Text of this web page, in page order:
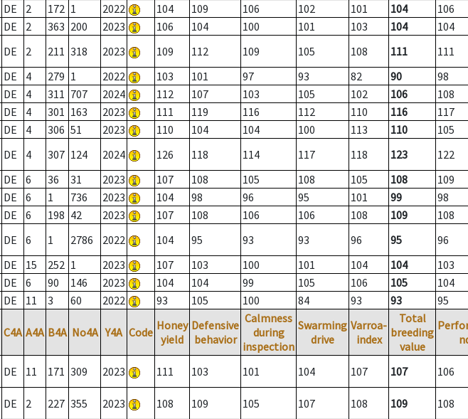
DE 2 172 1 2022 104 109 106 102 101 104
106
DE 2 363 200 2023 106 104 100 101 103 104
104
DE 2 211 318 2023 109 112 109 105 108 111
111
DE 4 279 1 2022 103 101 97 93 82 90
98
DE 4 311 707 2024 112 107 103 105 102 106
108
DE 4 301 163 2023 111 119 116 112 110 116
117
DE 4 306 51 2023 110 104 104 100 113 110
105
DE 4 307 124 2024 126 118 114 117 118 123
122
DE 6 36 31 2023 107 108 105 108 105 108
109
DE 6 1 736 2023 104 98 96 95 101 99
98
DE 6 198 42 2023 107 108 106 106 108 109
108
DE 6 1 2786 2022 104 95 93 93 96 95
96
DE 15 252 1 2023 107 103 100 101 104 104
103
DE 6 90 146 2023 104 104 99 105 106 105
104
DE 11 3 60 2022 93 105 100 84 93 93 95
C4A A4A B4A No4A Y4A Code Honey
yield
Defensive
behavior
Calmness
during
inspection
Swarming
drive
Varroa-
index
Total
breeding
value
DE 11 171 309 2023 111 103 101 104 107 107 106
DE 2 227 355 2023 108 109 105 107 108 109
108